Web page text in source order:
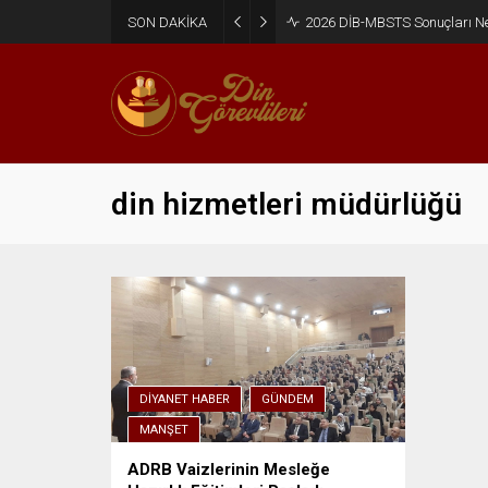
SON DAKİKA 2026 DİB-MBSTS Sonuçları
din hizmetleri müdürlüğü
DIYANET HABER GÜNDEM
MANŞET
ADRB Vaizlerinin Mesleğe